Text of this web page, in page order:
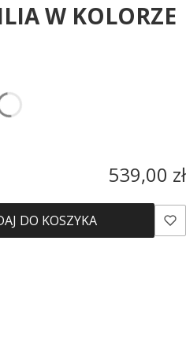
W KOLORZE
Cena
539,00 zł
DO KOSZYKA